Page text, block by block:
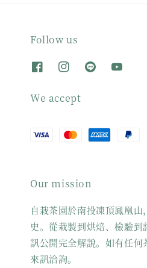
Follow us
We accept
Our mission
自栽茶園於南投凍頂鳳凰
史。從栽製到烘焙、檢驗
訊公開完全解說。如有任何
來訊洽詢。